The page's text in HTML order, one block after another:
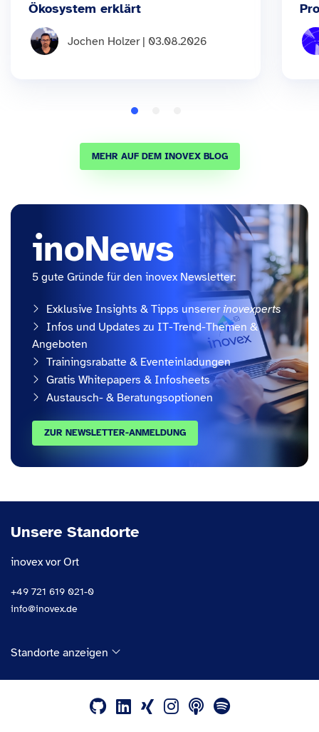
Ökosystem erklärt
Jochen Holzer | 03.08.2026
MEHR AUF DEM INOVEX BLOG
inoNews
5 gute Gründe für den inovex Newsletter:
Exklusive Insights & Tipps unserer inovexperts
Infos und Updates zu IT-Trend-Themen &
Angeboten
Trainingsrabatte & Eventeinladungen
Gratis Whitepapers & Infosheets
Austausch- & Beratungsoptionen
ZUR NEWSLETTER-ANMELDUNG
Unsere Standorte
inovex vor Ort
+49 721 619 021-0
info@inovex.de
Standorte anzeigen